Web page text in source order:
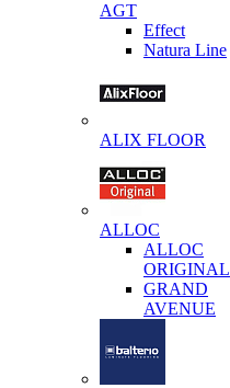
AGT
Effect
Natura Line
ALIX FLOOR
ALLOC
ALLOC
ORIGINAL
GRAND
AVENUE